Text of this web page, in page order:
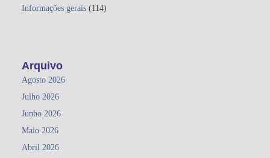
Informações gerais (114)
Arquivo
Agosto 2026
Julho 2026
Junho 2026
Maio 2026
Abril 2026